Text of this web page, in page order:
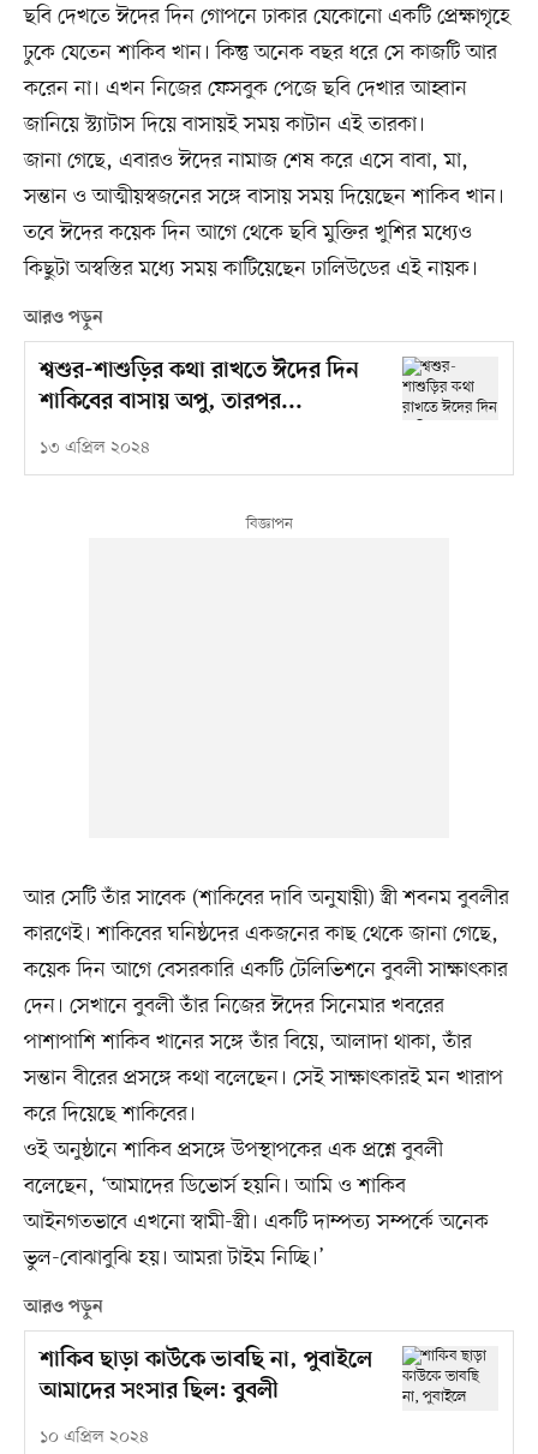
ছবি দেখতে ঈদের দিন গোপনে ঢাকার যেকোনো একটি প্রেক্ষাগৃহে
ঢুকে যেতেন শাকিব খান। কিন্তু অনেক বছর ধরে সে কাজটি আর
করেন না। এখন নিজের ফেসবুক পেজে ছবি দেখার আহ্বান
জানিয়ে স্ট্যাটাস দিয়ে বাসায়ই সময় কাটান এই তারকা।
জানা গেছে, এবারও ঈদের নামাজ শেষ করে এসে বাবা, মা,
সন্তান ও আত্মীয়স্বজনের সঙ্গে বাসায় সময় দিয়েছেন শাকিব খান।
তবে ঈদের কয়েক দিন আগে থেকে ছবি মুক্তির খুশির মধ্যেও
কিছুটা অস্বস্তির মধ্যে সময় কাটিয়েছেন ঢালিউডের এই নায়ক।
আরও পড়ুন
শ্বশুর-শাশুড়ির কথা রাখতে ঈদের দিন
শাকিবের বাসায় অপু, তারপর...
১৩ এপ্রিল ২০২৪
আর সেটি তাঁর সাবেক (শাকিবের দাবি অনুযায়ী) স্ত্রী শবনম বুবলীর
কারণেই। শাকিবের ঘনিষ্ঠদের একজনের কাছ থেকে জানা গেছে,
কয়েক দিন আগে বেসরকারি একটি টেলিভিশনে বুবলী সাক্ষাৎকার
দেন। সেখানে বুবলী তাঁর নিজের ঈদের সিনেমার খবরের
পাশাপাশি শাকিব খানের সঙ্গে তাঁর বিয়ে, আলাদা থাকা, তাঁর
সন্তান বীরের প্রসঙ্গে কথা বলেছেন। সেই সাক্ষাৎকারই মন খারাপ
করে দিয়েছে শাকিবের।
ওই অনুষ্ঠানে শাকিব প্রসঙ্গে উপস্থাপকের এক প্রশ্নে বুবলী
বলেছেন, ‘আমাদের ডিভোর্স হয়নি। আমি ও শাকিব
আইনগতভাবে এখনো স্বামী-স্ত্রী। একটি দাম্পত্য সম্পর্কে অনেক
ভুল-বোঝাবুঝি হয়। আমরা টাইম নিচ্ছি।’
আরও পড়ুন
শাকিব ছাড়া কাউকে ভাবছি না, পুবাইলে
আমাদের সংসার ছিল: বুবলী
১০ এপ্রিল ২০২৪